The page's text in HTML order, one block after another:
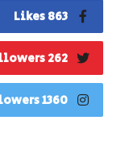
863 Likes
262 Followers
1360 Followers